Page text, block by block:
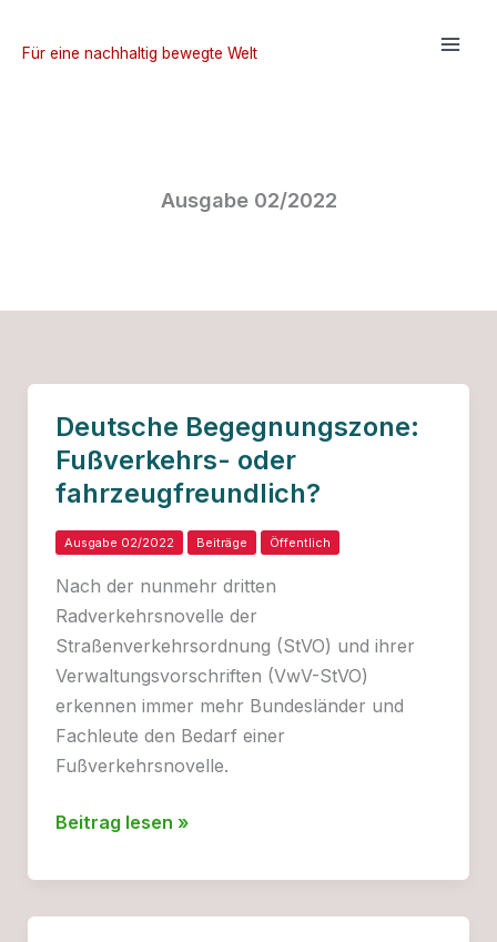
InhaltFür eine nachhaltig bewegte Welt
Ausgabe 02/2022
Deutsche Begegnungszone:
Fußverkehrs- oder
fahrzeugfreundlich?
Ausgabe 02/2022 Beiträge Öffentlich
Nach der nunmehr dritten
Radverkehrsnovelle der
Straßenverkehrsordnung (StVO) und ihrer
Verwaltungsvorschriften (VwV-StVO)
erkennen immer mehr Bundesländer und
Fachleute den Bedarf einer
Fußverkehrsnovelle.
Deutsche
Fußverkehrs-
oder
Beitrag lesen »